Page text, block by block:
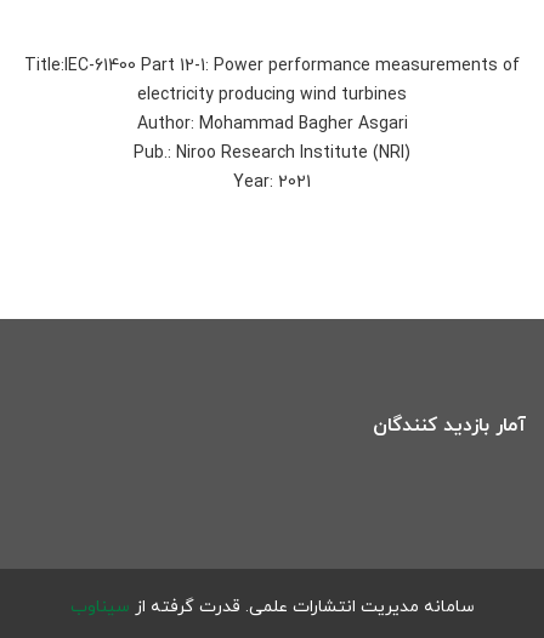
Title:IEC-61400 Part 12-1: Power performance measurements of
electricity producing wind turbines
Author: Mohammad Bagher Asgari
Pub.: Niroo Research Institute (NRI)
Year: 2021
آمار بازدید کنندگان
سامانه مدیریت انتشارات علمی. قدرت گرفته از سیناوب